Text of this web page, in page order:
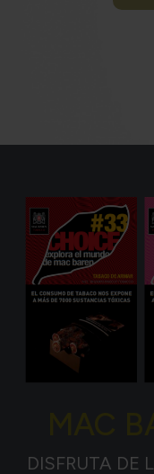
DISFRUTA DE